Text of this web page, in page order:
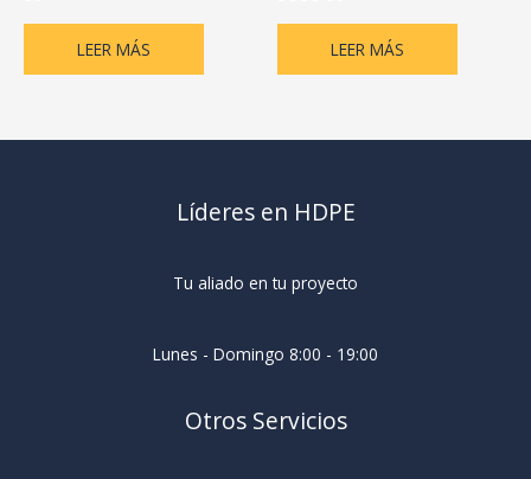
LEER MÁS LEER MÁS
Líderes en HDPE
Tu aliado en tu proyecto
Lunes - Domingo 8:00 - 19:00
Otros Servicios